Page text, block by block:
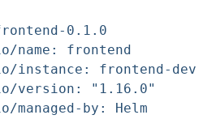
0.1.0
name: frontend
instance: frontend-dev
version: "1.16.0"
managed-by: Helm